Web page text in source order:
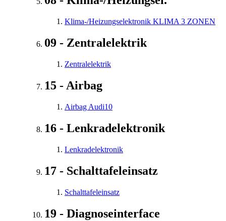
Klima-/Heizungselektronik KLIMA 3 ZONEN
09 - Zentralelektrik
Zentralelektrik
15 - Airbag
Airbag Audi10
16 - Lenkradelektronik
Lenkradelektronik
17 - Schalttafeleinsatz
Schalttafeleinsatz
19 - Diagnoseinterface